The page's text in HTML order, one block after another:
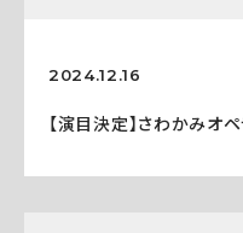
2024.12.16
【演目決定】さわかみオ